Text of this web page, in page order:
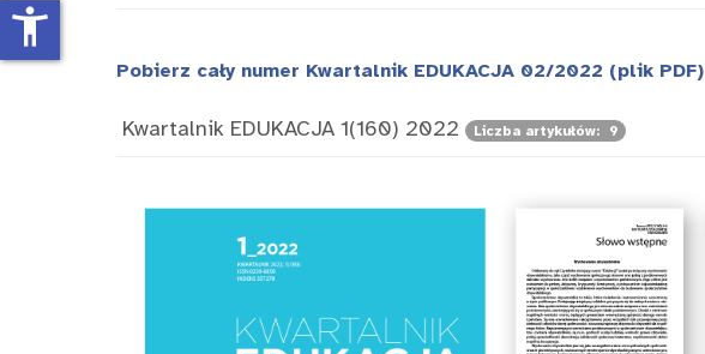
Pobierz cały numer Kwartalnik EDUKACJA 02/2022 (plik PDF)
Kwartalnik EDUKACJA 1(160) 2022 Liczba artykułów: 9
accessibility_new